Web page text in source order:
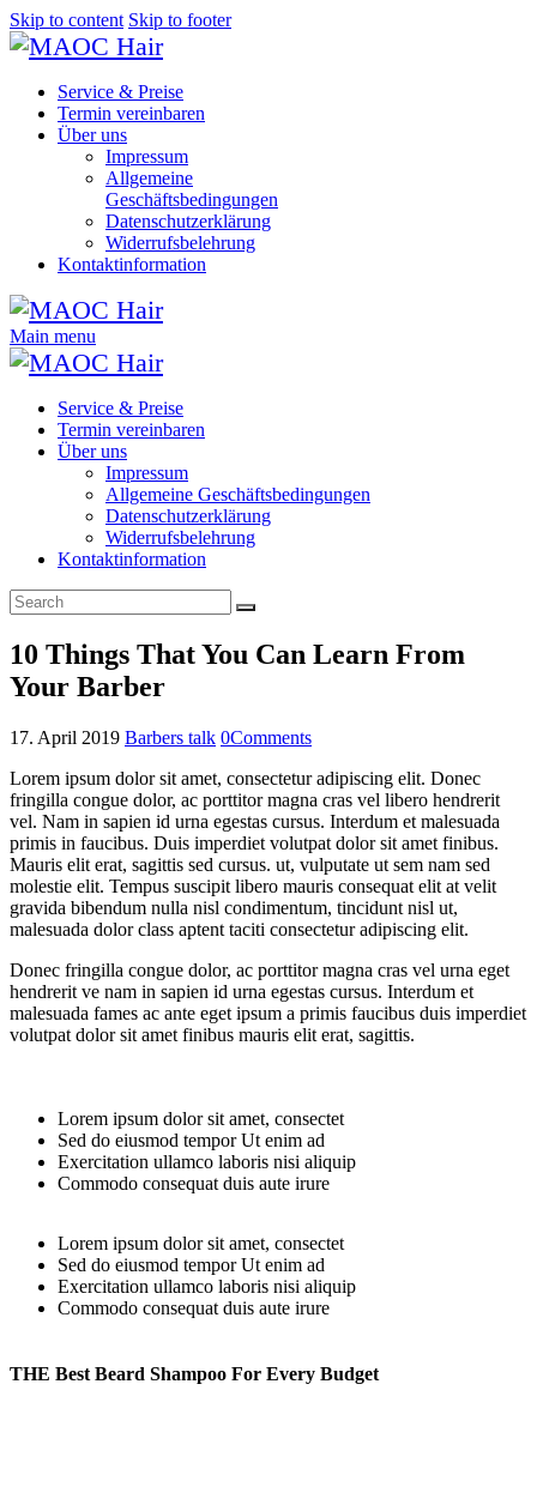
Skip to content Skip to footer
Service & Preise
Termin vereinbaren
Über uns
Impressum
Allgemeine
Geschäftsbedingungen
Datenschutzerklärung
Widerrufsbelehrung
Kontaktinformation
Main menu
Service & Preise
Termin vereinbaren
Über uns
Impressum
Allgemeine Geschäftsbedingungen
Datenschutzerklärung
Widerrufsbelehrung
Kontaktinformation
10 Things That You Can Learn From
Your Barber
17. April 2019 Barbers talk 0Comments
Lorem ipsum dolor sit amet, consectetur adipiscing elit. Donec
fringilla congue dolor, ac porttitor magna cras vel libero hendrerit
vel. Nam in sapien id urna egestas cursus. Interdum et malesuada
primis in faucibus. Duis imperdiet volutpat dolor sit amet finibus.
Mauris elit erat, sagittis sed cursus. ut, vulputate ut sem nam sed
molestie elit. Tempus suscipit libero mauris consequat elit at velit
gravida bibendum nulla nisl condimentum, tincidunt nisl ut,
malesuada dolor class aptent taciti consectetur adipiscing elit.
Donec fringilla congue dolor, ac porttitor magna cras vel urna eget
hendrerit ve nam in sapien id urna egestas cursus. Interdum et
malesuada fames ac ante eget ipsum a primis faucibus duis imperdiet
volutpat dolor sit amet finibus mauris elit erat, sagittis.
Lorem ipsum dolor sit amet, consectet
Sed do eiusmod tempor Ut enim ad
Exercitation ullamco laboris nisi aliquip
Commodo consequat duis aute irure
Lorem ipsum dolor sit amet, consectet
Sed do eiusmod tempor Ut enim ad
Exercitation ullamco laboris nisi aliquip
Commodo consequat duis aute irure
THE Best Beard Shampoo For Every Budget